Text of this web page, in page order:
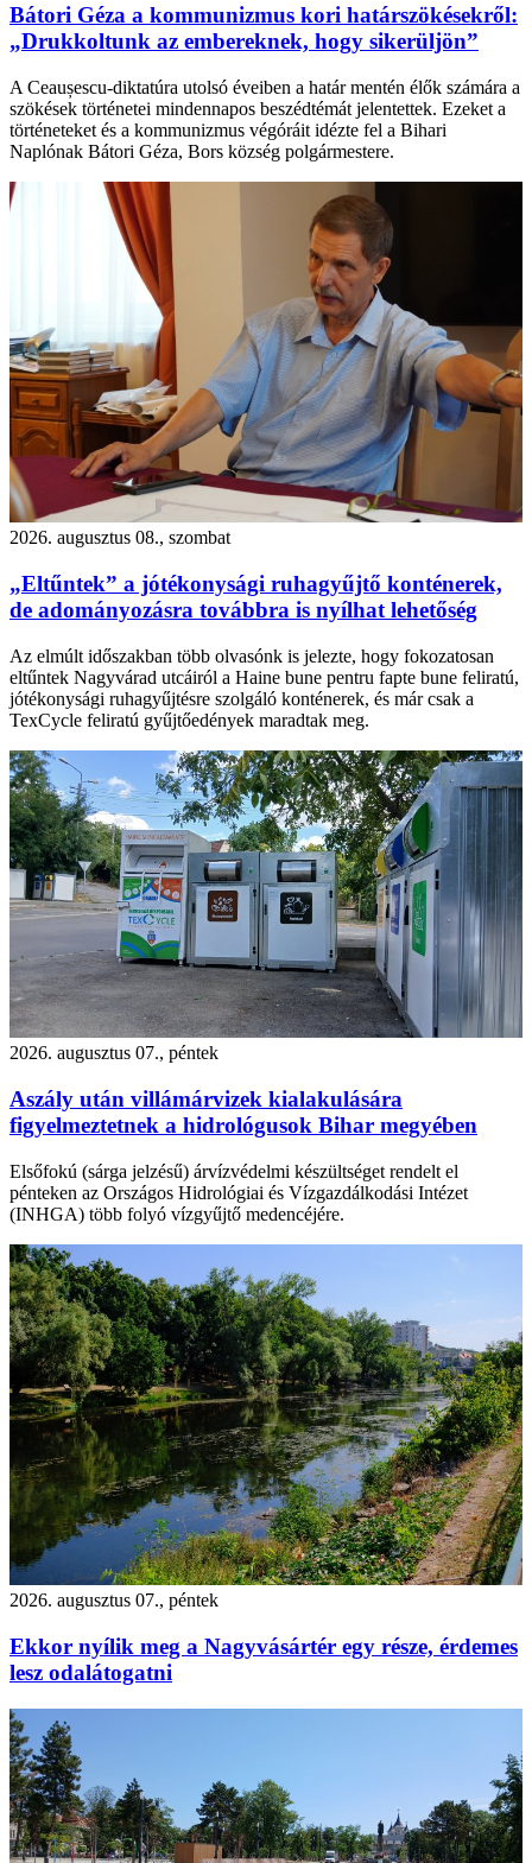
Bátori Géza a kommunizmus kori határszökésekről:
„Drukkoltunk az embereknek, hogy sikerüljön”
A Ceaușescu-diktatúra utolsó éveiben a határ mentén élők számára a
szökések történetei mindennapos beszédtémát jelentettek. Ezeket a
történeteket és a kommunizmus végóráit idézte fel a Bihari
Naplónak Bátori Géza, Bors község polgármestere.
2026. augusztus 08., szombat
„Eltűntek” a jótékonysági ruhagyűjtő konténerek,
de adományozásra továbbra is nyílhat lehetőség
Az elmúlt időszakban több olvasónk is jelezte, hogy fokozatosan
eltűntek Nagyvárad utcáiról a Haine bune pentru fapte bune feliratú,
jótékonysági ruhagyűjtésre szolgáló konténerek, és már csak a
TexCycle feliratú gyűjtőedények maradtak meg.
2026. augusztus 07., péntek
Aszály után villámárvizek kialakulására
figyelmeztetnek a hidrológusok Bihar megyében
Elsőfokú (sárga jelzésű) árvízvédelmi készültséget rendelt el
pénteken az Országos Hidrológiai és Vízgazdálkodási Intézet
(INHGA) több folyó vízgyűjtő medencéjére.
2026. augusztus 07., péntek
Ekkor nyílik meg a Nagyvásártér egy része, érdemes
lesz odalátogatni